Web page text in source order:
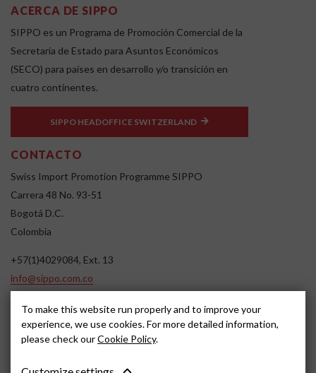
ACERCA DE SIPPO
SIPPO es un Programa de Promoción Comercial de la
Secretaría de Estado para Asuntos Económicos
(SECO) para países en desarrollo y/o transición en
cuatro continentes.
SIPPO HEADOFFICE SWITZERLAND
CONTACTO
Swiss Import Promotion Programme SIPPO
Carrera 48 No. 93-51
Bogotá D.C.
Colombia
+57(1)4029084, Ext. 13
info@sippo.com.co
SOCIAL MEDIA
To make this website run properly and to improve your
experience, we use cookies. For more detailed information,
please check ourCookie Policy.